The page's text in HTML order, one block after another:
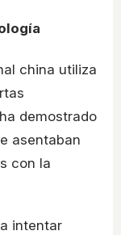
china utiliza
demostrado
asentaban
con la
intentar